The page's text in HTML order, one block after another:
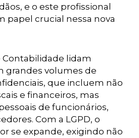
e o este profissional
papel crucial nessa nova
Contabilidade lidam
grandes volumes de
que incluem não
e financeiros, mas
de funcionários,
Com a LGPD, o
se expande, exigindo não